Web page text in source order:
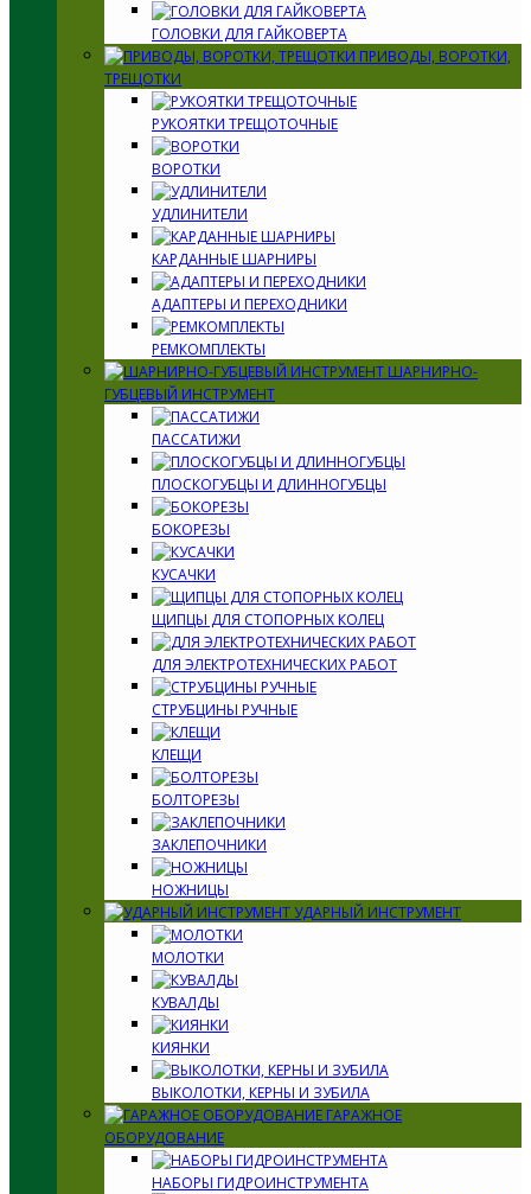
ГОЛОВКИ ДЛЯ ГАЙКОВЕРТА
ПРИВОДЫ, ВОРОТКИ,
ТРЕЩОТКИ
РУКОЯТКИ ТРЕЩОТОЧНЫЕ
ВОРОТКИ
УДЛИНИТЕЛИ
КАРДАННЫЕ ШАРНИРЫ
АДАПТЕРЫ И ПЕРЕХОДНИКИ
РЕМКОМПЛЕКТЫ
ШАРНИРНО-
ГУБЦЕВЫЙ ИНСТРУМЕНТ
ПАССАТИЖИ
ПЛОСКОГУБЦЫ И ДЛИННОГУБЦЫ
БОКОРЕЗЫ
КУСАЧКИ
ЩИПЦЫ ДЛЯ СТОПОРНЫХ КОЛЕЦ
ДЛЯ ЭЛЕКТРОТЕХНИЧЕСКИХ РАБОТ
СТРУБЦИНЫ РУЧНЫЕ
КЛЕЩИ
БОЛТОРЕЗЫ
ЗАКЛЕПОЧНИКИ
НОЖНИЦЫ
УДАРНЫЙ ИНСТРУМЕНТ
МОЛОТКИ
КУВАЛДЫ
КИЯНКИ
ВЫКОЛОТКИ, КЕРНЫ И ЗУБИЛА
ГАРАЖНОЕ
ОБОРУДОВАНИЕ
НАБОРЫ ГИДРОИНСТРУМЕНТА